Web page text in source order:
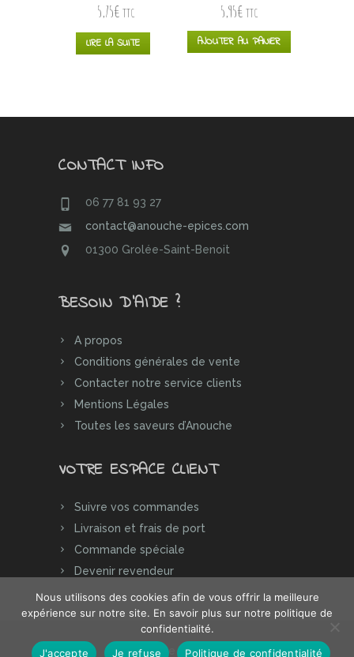
5,75€ TTC
LIRE LA SUITE
5,95€ TTC
AJOUTER AU PANIER
CONTACT INFO
06 77 81 93 27
contact@anouche-epices.com
01300 Grolée-Saint-Benoit
BESOIN D’AIDE ?
A propos
Conditions générales de vente
Contacter notre service clients
Mentions Légales
Toutes les saveurs d’Anouche
VOTRE ESPACE CLIENT
Suivre vos commandes
Livraison et frais de port
Commande spéciale
Devenir revendeur
Anouche Epices © 2020-2026
Nous utilisons des cookies afin de vous offrir la meilleure
expérience sur notre site. En savoir plus sur notre politique de
confidentialité.
J'accepte
Je refuse Politique de confidentialité